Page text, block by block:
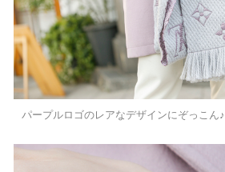
パープルロゴのレアなデザインにぞっこん♪